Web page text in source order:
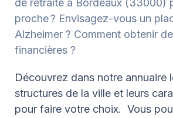
de retraite à Bordeaux (33000)
proche ? Envisagez-vous un
Alzheimer ? Comment obtenir
financières ?
Découvrez dans notre annuaire
structures de la ville et leurs
pour faire votre choix. Vous